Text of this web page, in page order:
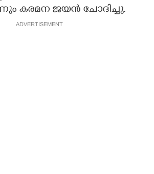
കരമന ജയന്‍ ചോദിച്ചു.
ADVERTISEMENT